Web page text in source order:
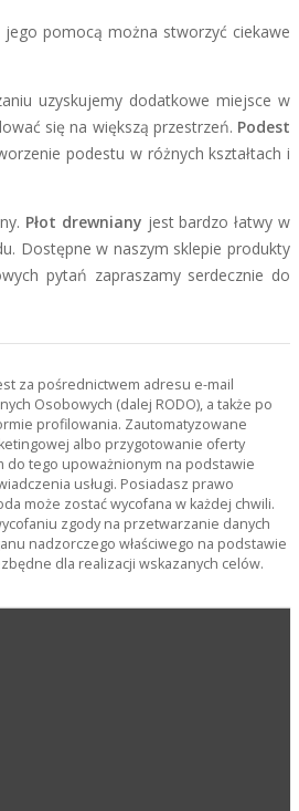
jego pomocą można stworzyć ciekawe
uzyskujemy dodatkowe miejsce w
się na większą przestrzeń. Podest
podestu w różnych kształtach i
Płot drewniany jest bardzo łatwy w
Dostępne w naszym sklepie produkty
pytań zapraszamy serdecznie do
za pośrednictwem adresu e-mail
Osobowych (dalej RODO), a także po
profilowania. Zautomatyzowane
albo przygotowanie oferty
tego upoważnionym na podstawie
usługi. Posiadasz prawo
może zostać wycofana w każdej chwili.
zgody na przetwarzanie danych
nadzorczego właściwego na podstawie
dla realizacji wskazanych celów.